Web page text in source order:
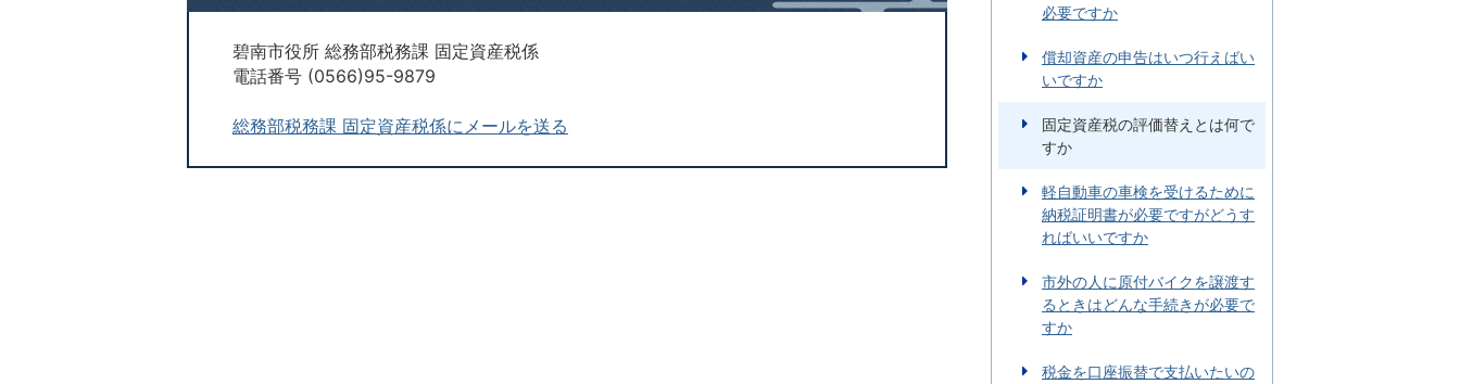
碧南市役所 総務部税務課 固定資産税係
電話番号 (0566)95-9879
総務部税務課 固定資産税係にメールを送る
必要ですか
償却資産の申告はいつ行えばい
いですか
固定資産税の評価替えとは何で
すか
軽自動車の車検を受けるために
納税証明書が必要ですがどうす
ればいいですか
市外の人に原付バイクを譲渡す
るときはどんな手続きが必要で
すか
税金を口座振替で支払いたいの